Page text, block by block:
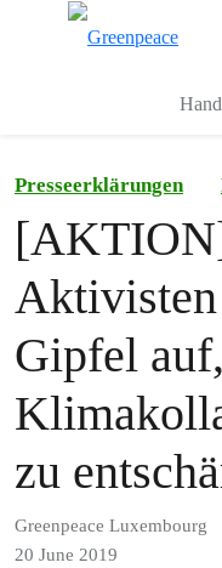
Presseerklärungen
Gipfel
zu
Greenpeace Luxembourg
20 June 2019